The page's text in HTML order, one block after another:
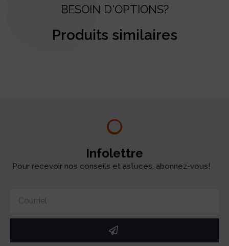
BESOIN D'OPTIONS?
Produits similaires
Infolettre
Pour recevoir nos conseils et astuces, abonnez-vous!